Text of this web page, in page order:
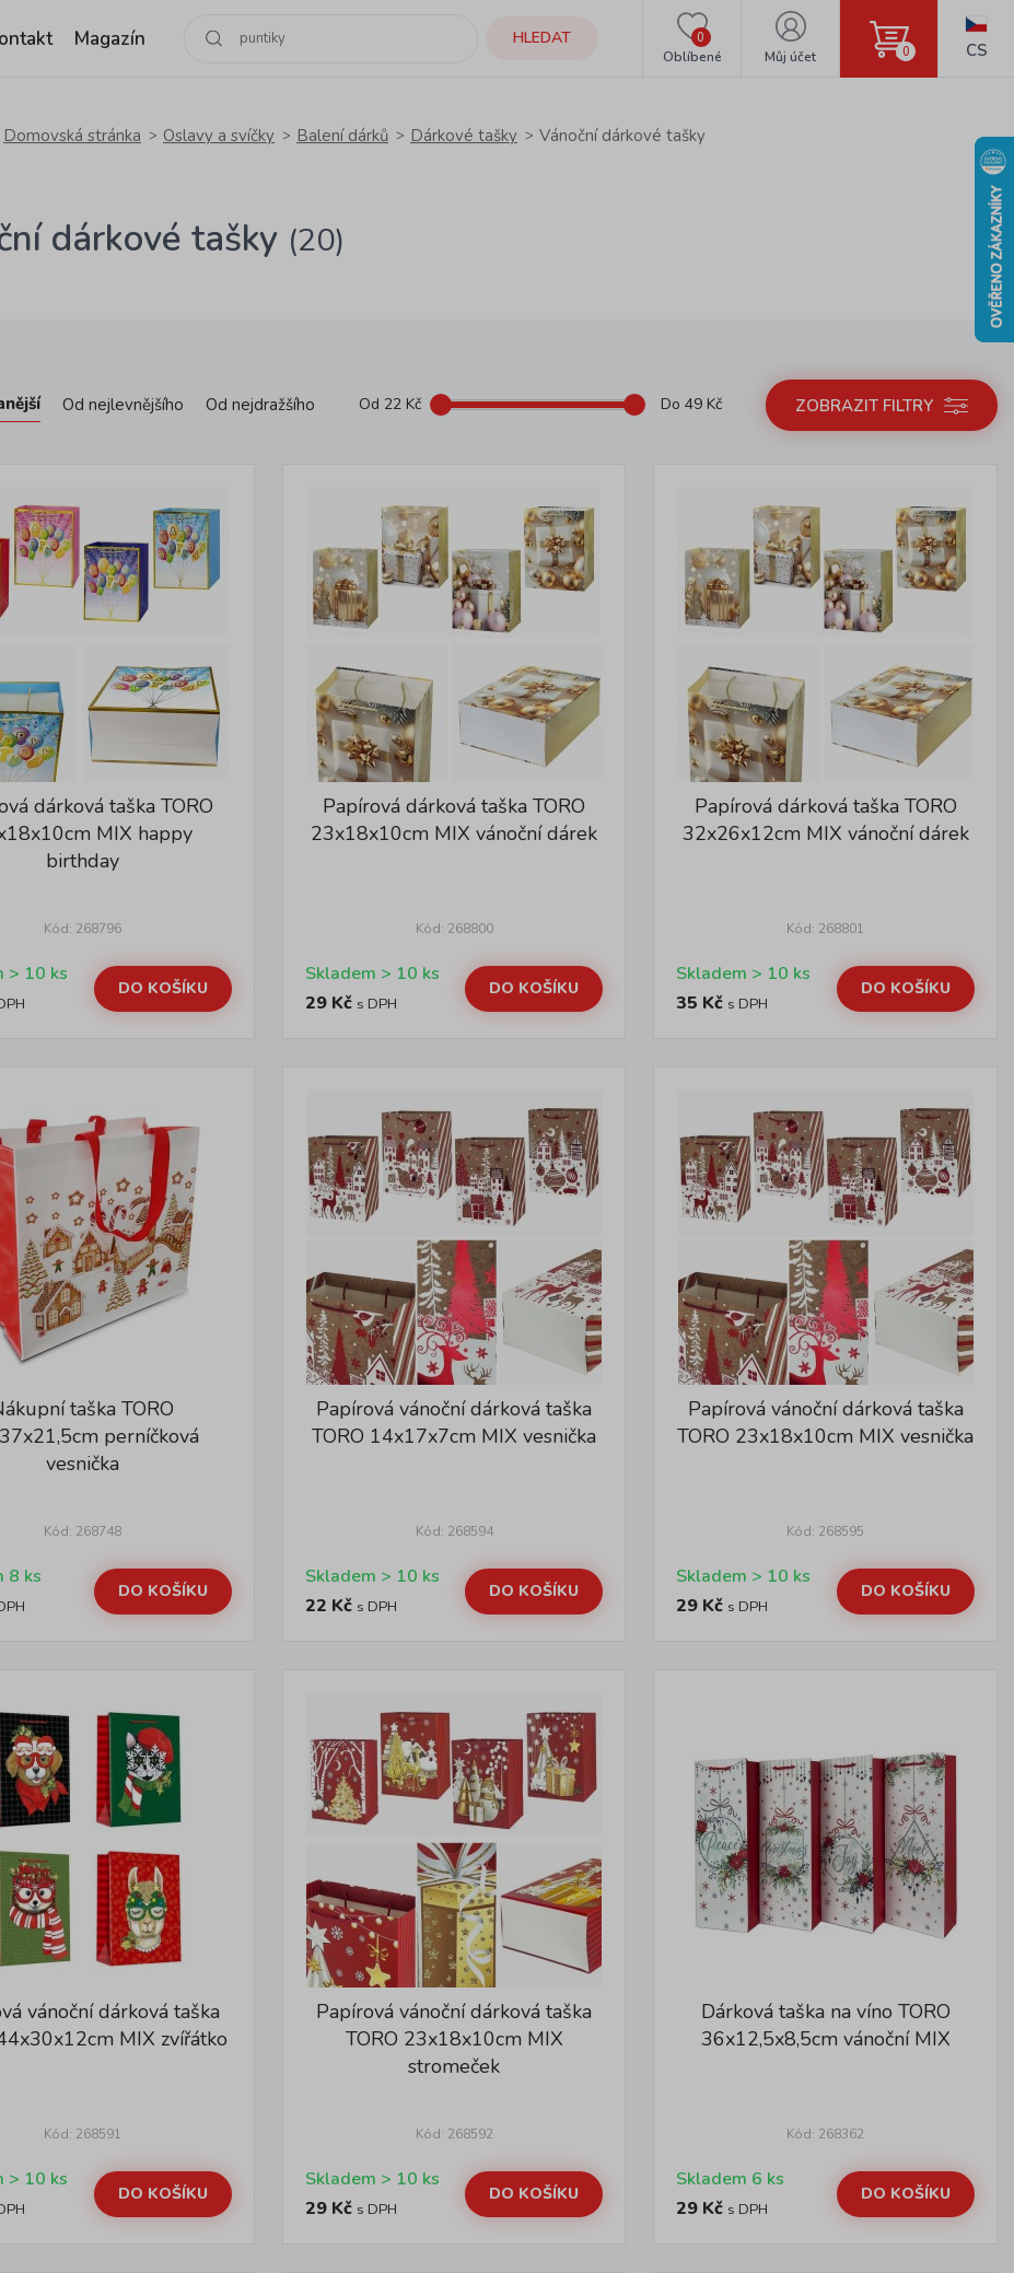
Magazín HLEDAT
Oblíbené
0
Můj účet 0 CS
Domovská stránka Oslavy a svíčky Balení dárků Dárkové tašky Vánoční dárkové tašky
dárkové tašky (20)
Od nejlevnějšího Od nejdražšího Od 22 Kč Do 49 Kč ZOBRAZIT FILTRY
dárková taška TORO
MIX happy
birthday
Kód: 268796
Skladem > 10 ks
DO KOŠÍKU
Papírová dárková taška TORO
23x18x10cm MIX vánoční dárek
Kód: 268800
Skladem > 10 ks
29 Kč s DPH
DO KOŠÍKU
Papírová dárková taška TORO
32x26x12cm MIX vánoční dárek
Kód: 268801
Skladem > 10 ks
35 Kč s DPH
DO KOŠÍKU
taška TORO
perníčková
vesnička
Kód: 268748
8 ks
DO KOŠÍKU
Papírová vánoční dárková taška
TORO 14x17x7cm MIX vesnička
Kód: 268594
Skladem > 10 ks
22 Kč s DPH
DO KOŠÍKU
Papírová vánoční dárková taška
TORO 23x18x10cm MIX vesnička
Kód: 268595
Skladem > 10 ks
29 Kč s DPH
DO KOŠÍKU
vánoční dárková taška
MIX zvířátko
Kód: 268591
Skladem > 10 ks
DO KOŠÍKU
Papírová vánoční dárková taška
TORO 23x18x10cm MIX
stromeček
Kód: 268592
Skladem > 10 ks
29 Kč s DPH
DO KOŠÍKU
Dárková taška na víno TORO
36x12,5x8,5cm vánoční MIX
Kód: 268362
Skladem 6 ks
29 Kč s DPH
DO KOŠÍKU